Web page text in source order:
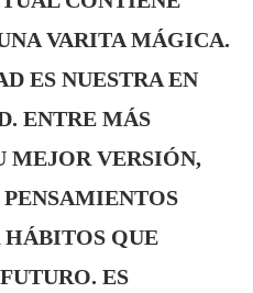
VARITA MÁGICA.
ES NUESTRA EN
ENTRE MÁS
MEJOR VERSIÓN,
HÁBITOS QUE
ES